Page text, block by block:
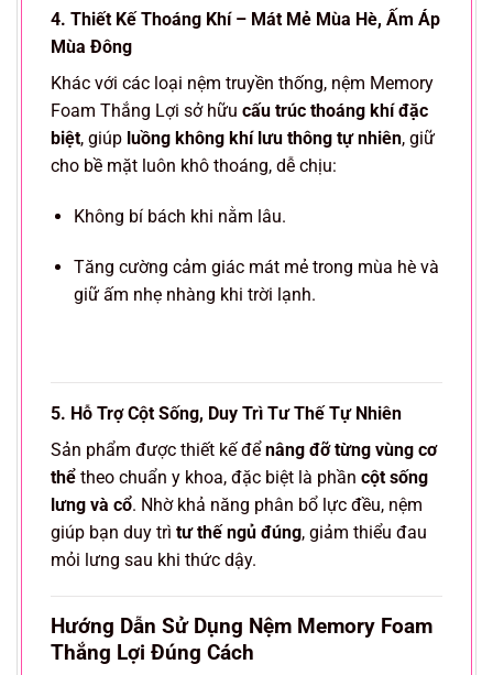
4. Thiết Kế Thoáng Khí – Mát Mẻ Mùa Hè, Ấm Áp
Mùa Đông
Khác với các loại nệm truyền thống, nệm Memory
Foam Thắng Lợi sở hữu cấu trúc thoáng khí đặc
biệt, giúp luồng không khí lưu thông tự nhiên, giữ
cho bề mặt luôn khô thoáng, dễ chịu:
Không bí bách khi nằm lâu.
Tăng cường cảm giác mát mẻ trong mùa hè và
giữ ấm nhẹ nhàng khi trời lạnh.
5. Hỗ Trợ Cột Sống, Duy Trì Tư Thế Tự Nhiên
Sản phẩm được thiết kế đểnâng đỡ từng vùng cơ
thể theo chuẩn y khoa, đặc biệt là phần cột sống
lưng và cổ. Nhờ khả năng phân bổ lực đều, nệm
giúp bạn duy trì tư thế ngủ đúng, giảm thiểu đau
mỏi lưng sau khi thức dậy.
Hướng Dẫn Sử Dụng Nệm Memory Foam
Thắng Lợi Đúng Cách